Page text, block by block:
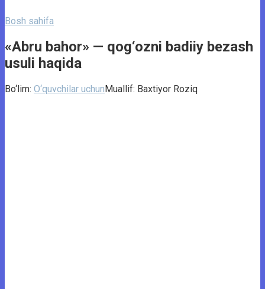
Bosh sahifa
«Abru bahor» — qog‘ozni badiiy bezash
usuli haqida
Bo‘lim: O‘quvchilar uchunMuallif: Baxtiyor Roziq